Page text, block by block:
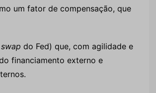
um fator de compensação, que
swap do Fed) que, com agilidade e
financiamento externo e